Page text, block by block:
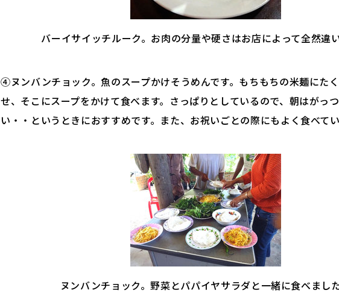
バーイサイッチルーク。お肉の分量や硬さはお店によって全然違い
④ヌンバンチョック。魚のスープかけそうめんです。もちもちの米麺にた
せ、そこにスープをかけて食べます。さっぱりとしているので、朝はがっ
い・・というときにおすすめです。また、お祝いごとの際にもよく食べてい
ヌンバンチョック。野菜とパパイヤサラダと一緒に食べました